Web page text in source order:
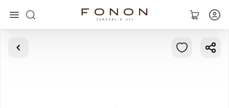
Главная